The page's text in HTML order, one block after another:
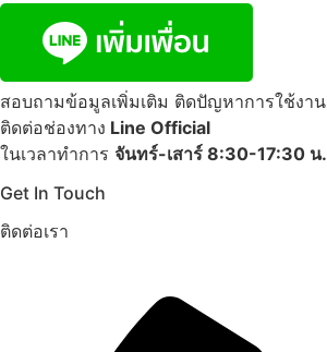
สอบถามข้อมูลเพิ่มเติม ติดปัญหาการใช้งาน
ติดต่อช่องทาง Line Official
ในเวลาทำการ จันทร์-เสาร์ 8:30-17:30 น.
Get In Touch
ติดต่อเรา